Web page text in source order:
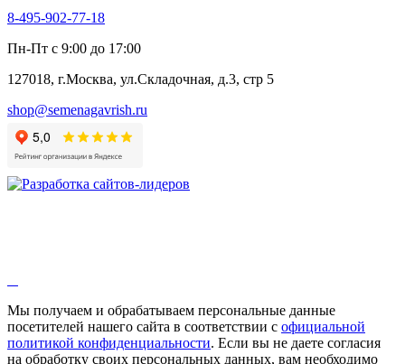
Алтей
Анис
Бессмертник
Валериана
Валерианелла
Гибискус лекарственный
Девясил
Душица
Змееголовник
Мыльнянка
Мята
Овсяный корень
8-495-902-77-18
Пн-Пт с 9:00 до 17:00
127018, г.Москва, ул.Складочная, д.3, стр 5
shop@semenagavrish.ru
Мы получаем и обрабатываем персональные данные
посетителей нашего сайта в соответствии с официальной
политикой конфиденциальности. Если вы не даете согласия
на обработку своих персональных данных, вам необходимо